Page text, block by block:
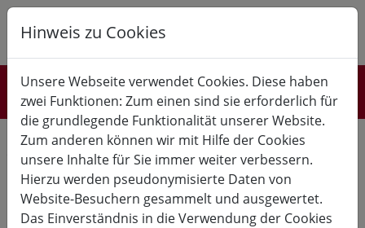
K B
Referent*innen
wissenschaftlicher Mitarbeiter am Physikalischen Institut der
J.W.Goethe-Universität Frankfurt a.M
Meine vergangenen Kurse:
Hinweis zu Cookies
Unsere Webseite verwendet Cookies. Diese haben
zwei Funktionen: Zum einen sind sie erforderlich für
die grundlegende Funktionalität unserer Website.
Zum anderen können wir mit Hilfe der Cookies
unsere Inhalte für Sie immer weiter verbessern.
Hierzu werden pseudonymisierte Daten von
Website-Besuchern gesammelt und ausgewertet.
Das Einverständnis in die Verwendung der Cookies